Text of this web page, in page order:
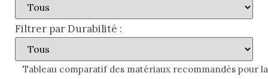
Filtrer par Durabilité :
Tableau comparatif des matériaux recommandés pour